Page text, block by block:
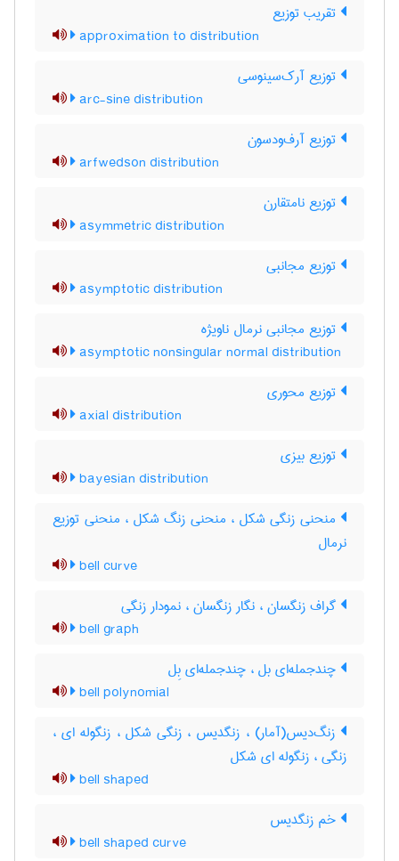
تقریب توزیع
approximation to distribution
توزیع آرک‌سینوسی
arc-sine distribution
توزیع آرف‌ودسون
arfwedson distribution
توزیع نامتقارن
asymmetric distribution
توزیع مجانبی
asymptotic distribution
توزیع مجانبی نرمال ناویژه
asymptotic nonsingular normal distribution
توزیع محوری
axial distribution
توزیع بیزی
bayesian distribution
منحنی زنگی شکل ، منحنی زنگ شکل ، منحنی توزیع
نرمال
bell curve
گراف زنگسان ، نگار زنگسان ، نمودار زنگی
bell graph
چندجمله‌ای بل ، چندجمله‌ای بِل
bell polynomial
زنگ‌دیس(آمار) ، زنگدیس ، زنگی شکل ، زنگوله ای ،
زنگی ، زنگوله ای شکل
bell shaped
خم زنگدیس
bell shaped curve